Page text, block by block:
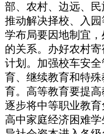
部、农村、边远、
推动解决择校、入
学布局要因地制宜
的关系。办好农村
计划。加强校车安
育、继续教育和特
育。高等教育要提
逐步将中等职业教
高中家庭经济困难